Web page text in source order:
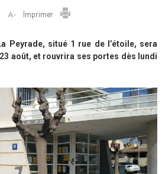
Imprimer
Peyrade, situé 1 rue de l’étoile, sera
août, et rouvrira ses portes dès lundi